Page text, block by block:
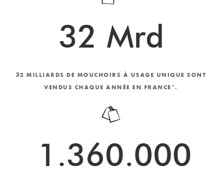
32 Mrd
32 MILLIARDS DE MOUCHOIRS À USAGE UNIQUE SONT
VENDUS CHAQUE ANNÉE EN FRANCE*.
1.360.000